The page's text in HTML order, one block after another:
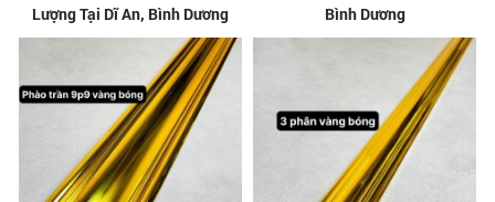
Lượng Tại Dĩ An, Bình Dương
Bình Dương